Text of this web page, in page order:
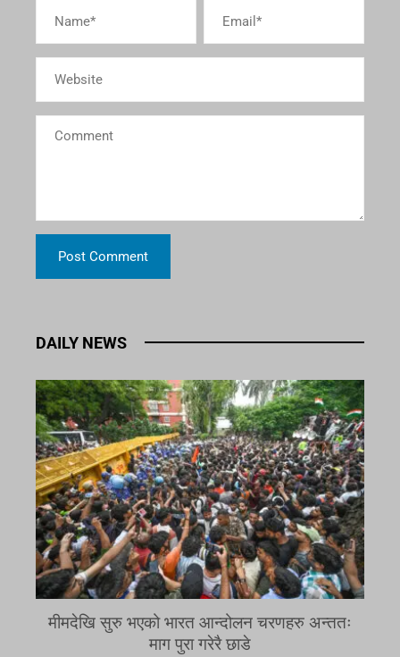
DAILY NEWS
मीमदेखि सुरु भएको भारत आन्दोलन चरणहरु अन्ततः
माग पुरा गरेरै छाडे